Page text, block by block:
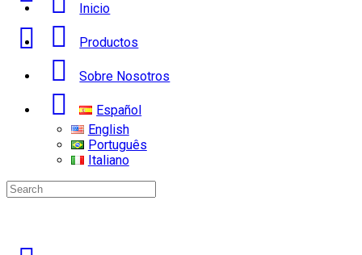
Inicio
Productos
Sobre Nosotros
Español
English
Português
Italiano
Search
for: